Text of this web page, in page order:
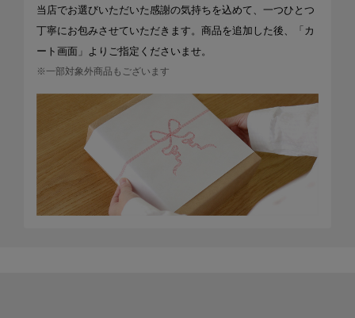
当店でお選びいただいた感謝の気持ちを込めて、一つひとつ
丁寧にお包みさせていただきます。商品を追加した後、「カ
ート画面」よりご指定くださいませ。
※一部対象外商品もございます